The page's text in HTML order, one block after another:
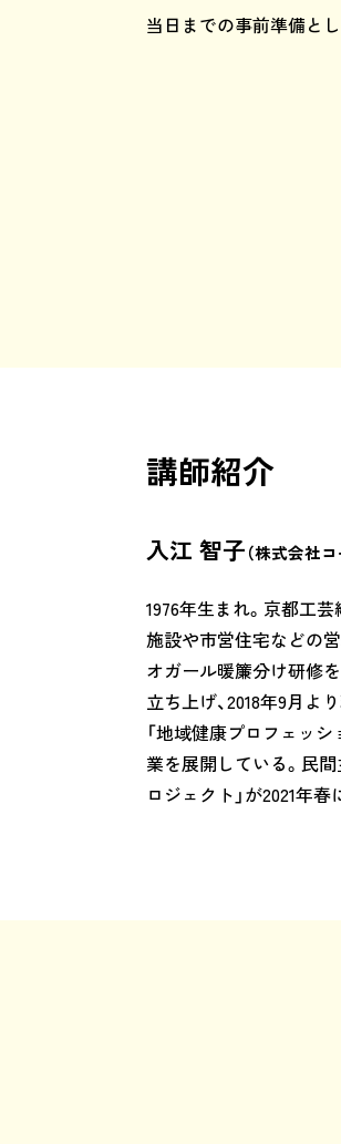
当日までの事前準備と
講師紹介
入江 智子（株式会社
1976年生まれ。京都工
施設や市営住宅などの
オガール暖簾分け研修
立ち上げ、2018年9月よ
「地域健康プロフェッ
業を展開している。民
ロジェクト」が2021年